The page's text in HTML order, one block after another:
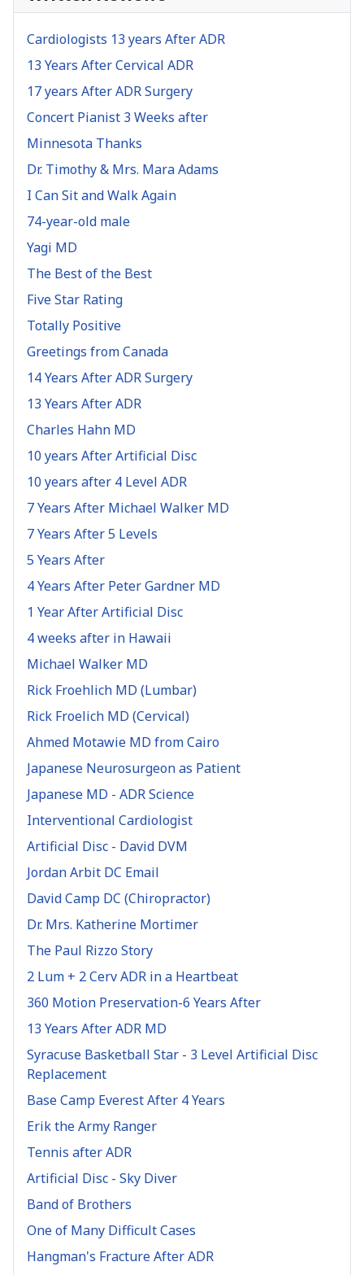
Cardiologists 13 years After ADR
13 Years After Cervical ADR
17 years After ADR Surgery
Concert Pianist 3 Weeks after
Minnesota Thanks
Dr. Timothy & Mrs. Mara Adams
I Can Sit and Walk Again
74-year-old male
Yagi MD
The Best of the Best
Five Star Rating
Totally Positive
Greetings from Canada
14 Years After ADR Surgery
13 Years After ADR
Charles Hahn MD
10 years After Artificial Disc
10 years after 4 Level ADR
7 Years After Michael Walker MD
7 Years After 5 Levels
5 Years After
4 Years After Peter Gardner MD
1 Year After Artificial Disc
4 weeks after in Hawaii
Michael Walker MD
Rick Froehlich MD (Lumbar)
Rick Froelich MD (Cervical)
Ahmed Motawie MD from Cairo
Japanese Neurosurgeon as Patient
Japanese MD - ADR Science
Interventional Cardiologist
Artificial Disc - David DVM
Jordan Arbit DC Email
David Camp DC (Chiropractor)
Dr. Mrs. Katherine Mortimer
The Paul Rizzo Story
2 Lum + 2 Cerv ADR in a Heartbeat
360 Motion Preservation-6 Years After
13 Years After ADR MD
Syracuse Basketball Star - 3 Level Artificial Disc
Replacement
Base Camp Everest After 4 Years
Erik the Army Ranger
Tennis after ADR
Artificial Disc - Sky Diver
Band of Brothers
One of Many Difficult Cases
Hangman's Fracture After ADR